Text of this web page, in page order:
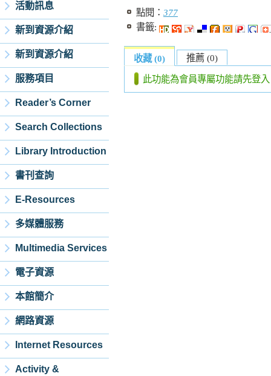
活動訊息
新到資源介紹
新到資源介紹
服務項目
Reader’s Corner
Search Collections
Library Introduction
書刊查詢
E-Resources
多媒體服務
Multimedia Services
電子資源
本館簡介
網路資源
Internet Resources
Activity &
點閱： 377
書籤:
收藏 (0) 推薦 (0)
此功能為會員專屬功能請先登入